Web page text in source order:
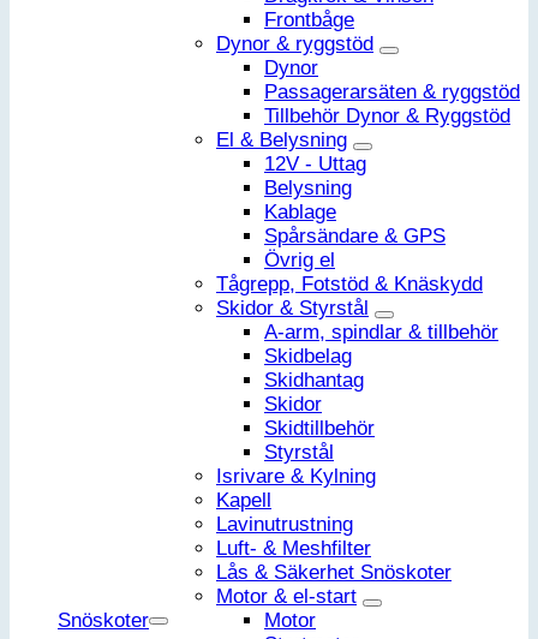
Snöskoter
Frontbåge
Dynor & ryggstöd
Dynor
Passagerarsäten & ryggstöd
Tillbehör Dynor & Ryggstöd
El & Belysning
12V - Uttag
Belysning
Kablage
Spårsändare & GPS
Övrig el
Tågrepp, Fotstöd & Knäskydd
Skidor & Styrstål
A-arm, spindlar & tillbehör
Skidbelag
Skidhantag
Skidor
Skidtillbehör
Styrstål
Isrivare & Kylning
Kapell
Lavinutrustning
Luft- & Meshfilter
Lås & Säkerhet Snöskoter
Motor & el-start
Motor